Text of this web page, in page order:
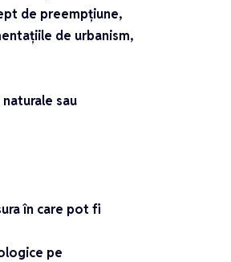
de preempțiune,
de urbanism,
sau
în care pot fi
pe